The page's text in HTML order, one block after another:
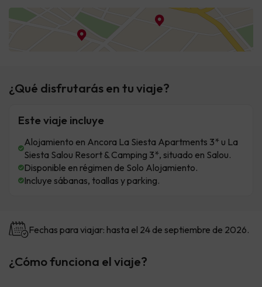
¿Qué disfrutarás en tu viaje?
Este viaje incluye
Alojamiento en Ancora La Siesta Apartments 3* u La
Siesta Salou Resort & Camping 3*, situado en Salou.
Disponible en régimen de Solo Alojamiento.
Incluye sábanas, toallas y parking.
Fechas para viajar: hasta el 24 de septiembre de 2026.
¿Cómo funciona el viaje?